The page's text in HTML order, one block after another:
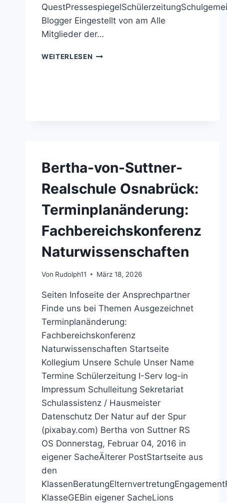
Blogger Eingestellt von am Alle
Mitglieder der…
WEITERLESEN BERTHA-
Bertha-von-Suttner-
Realschule Osnabrück:
Terminplanänderung:
Fachbereichskonferenz
Naturwissenschaften
Von Rudolph11 März 18, 2026
Seiten Infoseite der Ansprechpartner
Finde uns bei Themen Ausgezeichnet
Terminplanänderung:
Fachbereichskonferenz
Naturwissenschaften Startseite
Kollegium Unsere Schule Unser Name
Termine Schülerzeitung I-Serv log-in
Impressum Schulleitung Sekretariat
Schulassistenz / Hausmeister
Datenschutz Der Natur auf der Spur
(pixabay.com) Bertha von Suttner RS
OS Donnerstag, Februar 04, 2016 in
eigener SacheÄlterer PostStartseite aus
den
KlasseGEBin eigener SacheLions